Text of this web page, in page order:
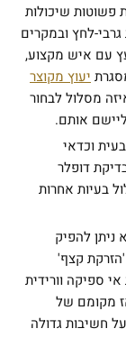
פשוטות שיכולות
גרבי-לחץ ובמקרים
עם איש מקצוע,
יעוץ מקוצר
מסלול לבחור
אותם.
וכדאי
דופלר
בעיות אחרות
ניתן להפיק
'הזרקת קצף'
ספיקה וורידית
מקומם של
חשיבות גדולה